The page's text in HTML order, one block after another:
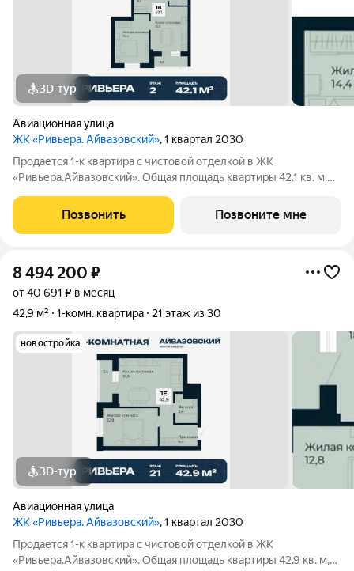
3D-тур
Авиационная улица
ЖК «Ривьера. Айвазовский», 1 квартал 2030
Продается 1-к квартира с чистовой отделкой в ЖК
«Ривьера.Айвазовский». Общая площадь квартиры 42.1 кв. м,
квартал в районе Центр-Юг Екатеринбурга. Проект
ориентирован на жителей, которые
Позвонить Позвоните мне
8 494 200 ₽
от 40 691 ₽ в месяц
42,9 м²
1-комн. квартира 21 этаж из 30
новостройка
3D-тур
Авиационная улица
ЖК «Ривьера. Айвазовский», 1 квартал 2030
Продается 1-к квартира с чистовой отделкой в ЖК
«Ривьера.Айвазовский». Общая площадь квартиры 42.9 кв. м,